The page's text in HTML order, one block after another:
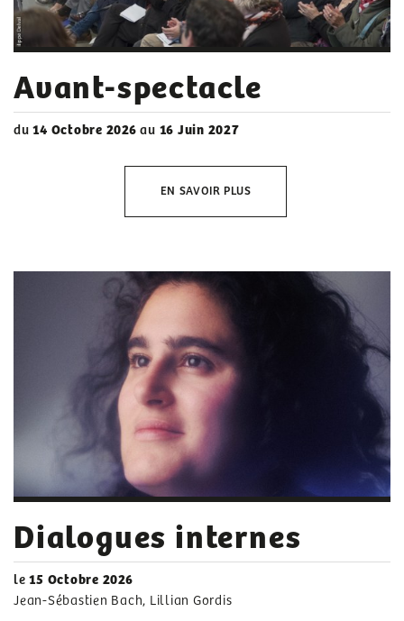
Avant-spectacle
du14 Octobre 2026au 16 Juin 2027
EN SAVOIR PLUS
Dialogues internes
le15 Octobre 2026
Jean-Sébastien Bach, Lillian Gordis